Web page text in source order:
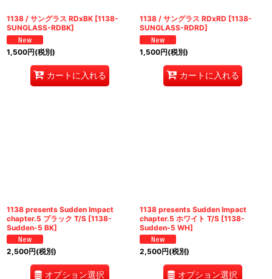
1138 / サングラス RDxBK [1138-
SUNGLASS-RDBK]
1,500円(税別)
カートに入れる
1138 / サングラス RDxRD [1138-
SUNGLASS-RDRD]
1,500円(税別)
カートに入れる
1138 presents Sudden Impact
chapter.5 ブラック T/S [1138-
Sudden-5 BK]
2,500円(税別)
オプション選択
1138 presents Sudden Impact
chapter.5 ホワイト T/S [1138-
Sudden-5 WH]
2,500円(税別)
オプション選択